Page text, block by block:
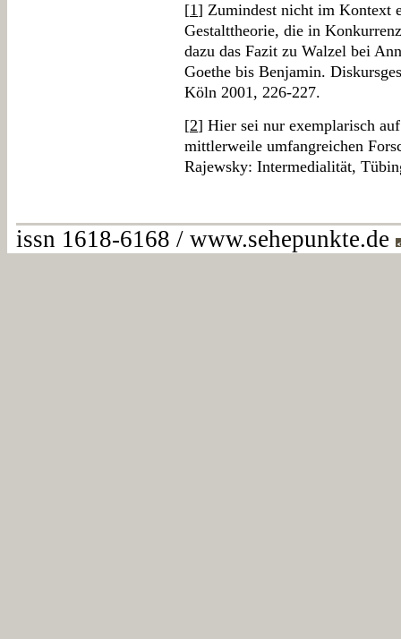
[1] Zumindest nicht im Kontext
Gestalttheorie, die in
dazu das Fazit zu Walzel bei
Goethe bis Benjamin.
Köln 2001, 226-227.
[2] Hier sei nur exemplarisch
mittlerweile umfangreichen
Rajewsky: Intermedialität,
issn 1618-6168 / www.sehepunkte.de